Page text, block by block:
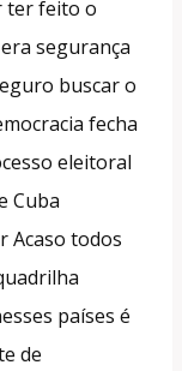
ter feito o
segurança
buscar o
fecha
eleitoral
Cuba
Acaso todos
países é
de